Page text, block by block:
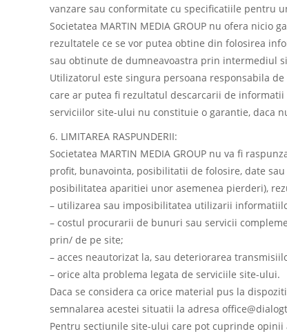
vanzare sau conformitate cu specificatiile pentru
Societatea MARTIN MEDIA GROUP nu ofera
rezultatele ce se vor putea obtine din folosirea
sau obtinute de dumneavoastra prin intermediul
Utilizatorul este singura persoana responsabila
care ar putea fi rezultatul descarcarii de
serviciilor site-ului nu constituie o garantie, daca
6. LIMITAREA RASPUNDERII:
Societatea MARTIN MEDIA GROUP nu va fi
profit, bunavointa, posibilitatii de folosire, date
posibilitatea aparitiei unor asemenea pierderi),
– utilizarea sau imposibilitatea utilizarii
– costul procurarii de bunuri sau servicii
prin/ de pe site;
– acces neautorizat la, sau deteriorarea
– orice alta problema legata de serviciile site-ului.
Daca se considera ca orice material pus la
semnalarea acestei situatii la adresa
Pentru sectiunile site-ului care pot cuprinde